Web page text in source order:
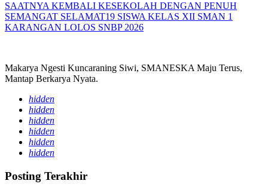
SAATNYA KEMBALI KESEKOLAH DENGAN PENUH
SEMANGAT SELAMAT19 SISWA KELAS XII SMAN 1
KARANGAN LOLOS SNBP 2026
Makarya Ngesti Kuncaraning Siwi, SMANESKA Maju Terus,
Mantap Berkarya Nyata.
hidden
hidden
hidden
hidden
hidden
hidden
Posting Terakhir